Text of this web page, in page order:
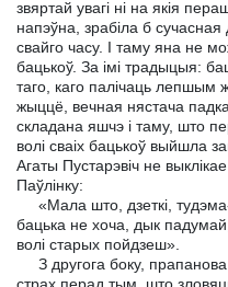
звяртай увагі ні на якія
напэўна, зрабіла б
свайго часу. I таму яна не
бацькоў. За імі традыцыя:
таго, каго палічаць лепшым
жыццё, вечная нястача
складана яшчэ і таму, што
волі сваіх бацькоў выйшла
Агаты Пустарэвіч не
Паўлінку:
«Мала што, дзеткі,
бацька не хоча, дык
волі старых пойдзеш».
З другога боку,
страх перад тым, што